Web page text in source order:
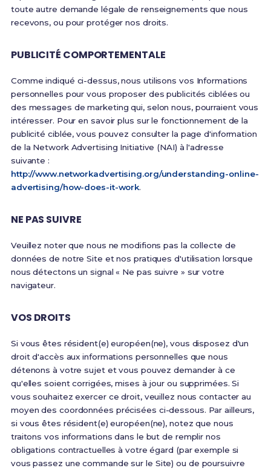
toute autre demande légale de renseignements que nous
recevons, ou pour protéger nos droits.
PUBLICITÉ COMPORTEMENTALE
Comme indiqué ci-dessus, nous utilisons vos Informations
personnelles pour vous proposer des publicités ciblées ou
des messages de marketing qui, selon nous, pourraient vous
intéresser. Pour en savoir plus sur le fonctionnement de la
publicité ciblée, vous pouvez consulter la page d'information
de la Network Advertising Initiative (NAI) à l'adresse
suivante :
http://www.networkadvertising.org/understanding-online-
advertising/how-does-it-work.
NE PAS SUIVRE
Veuillez noter que nous ne modifions pas la collecte de
données de notre Site et nos pratiques d'utilisation lorsque
nous détectons un signal « Ne pas suivre » sur votre
navigateur.
VOS DROITS
Si vous êtes résident(e) européen(ne), vous disposez d'un
droit d'accès aux informations personnelles que nous
détenons à votre sujet et vous pouvez demander à ce
qu'elles soient corrigées, mises à jour ou supprimées. Si
vous souhaitez exercer ce droit, veuillez nous contacter au
moyen des coordonnées précisées ci-dessous. Par ailleurs,
si vous êtes résident(e) européen(ne), notez que nous
traitons vos informations dans le but de remplir nos
obligations contractuelles à votre égard (par exemple si
vous passez une commande sur le Site) ou de poursuivre